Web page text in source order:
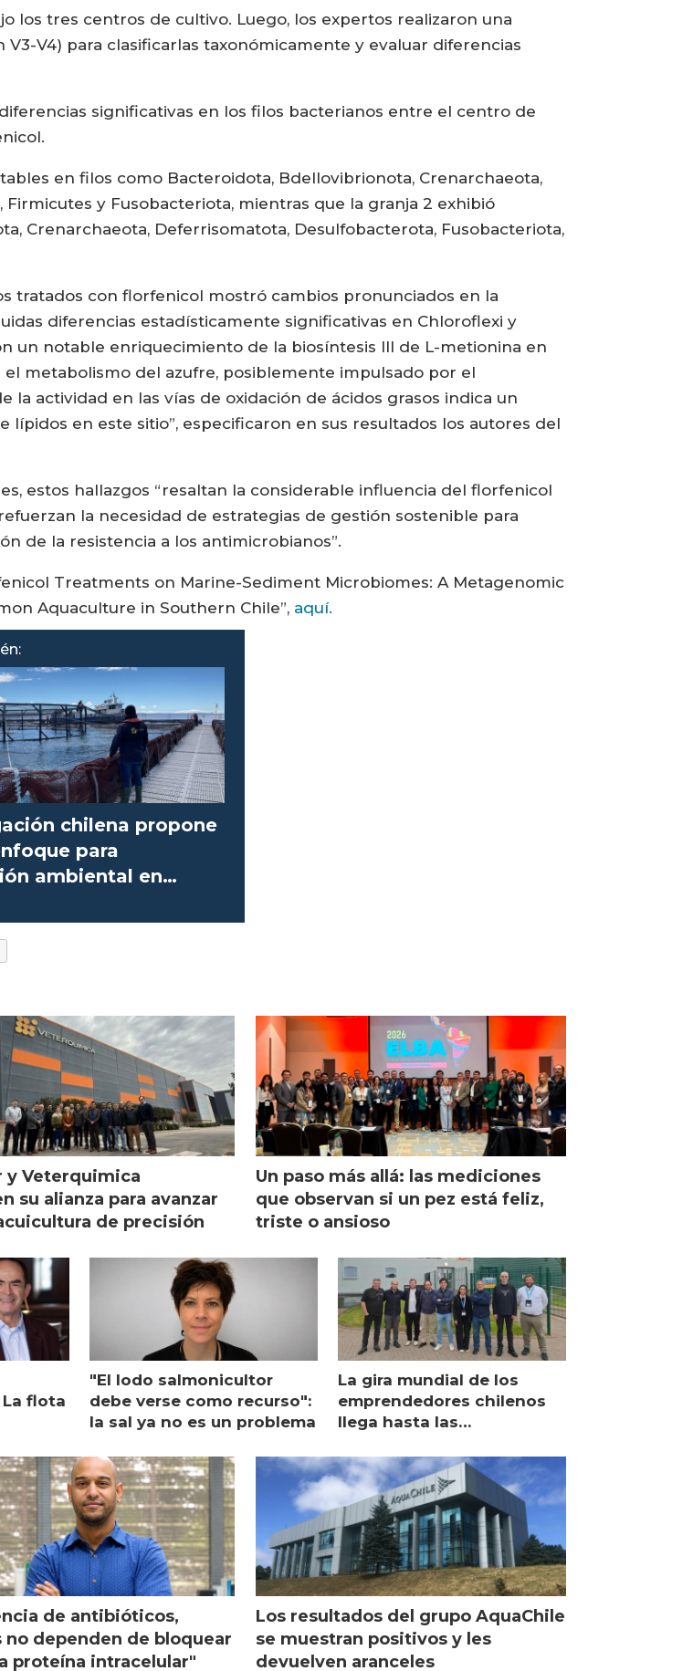
los tres centros de cultivo. Luego, los expertos realizaron una
V4) para clasificarlas taxonómicamente y evaluar diferencias
significativas en los filos bacterianos entre el centro de
en filos como Bacteroidota, Bdellovibrionota, Crenarchaeota,
y Fusobacteriota, mientras que la granja 2 exhibió
Crenarchaeota, Deferrisomatota, Desulfobacterota, Fusobacteriota,
tratados con florfenicol mostró cambios pronunciados en la
diferencias estadísticamente significativas en Chloroflexi y
un notable enriquecimiento de la biosíntesis III de L-metionina en
metabolismo del azufre, posiblemente impulsado por el
actividad en las vías de oxidación de ácidos grasos indica un
en este sitio”, especificaron en sus resultados los autores del
estos hallazgos “resaltan la considerable influencia del florfenicol
la necesidad de estrategias de gestión sostenible para
de la resistencia a los antimicrobianos”.
Treatments on Marine-Sediment Microbiomes: A Metagenomic
Aquaculture in Southern Chile”, aquí.
chilena propone
para
ambiental en
y Veterquimica
su alianza para avanzar
de precisión
Un paso más allá: las mediciones
que observan si un pez está feliz,
triste o ansioso
flota
"El lodo salmonicultor
debe verse como recurso":
la sal ya no es un problema
La gira mundial de los
emprendedores chilenos
llega hasta las
Escocia
de antibióticos,
no dependen de bloquear
proteína intracelular"
Los resultados del grupo AquaChile
se muestran positivos y les
devuelven aranceles